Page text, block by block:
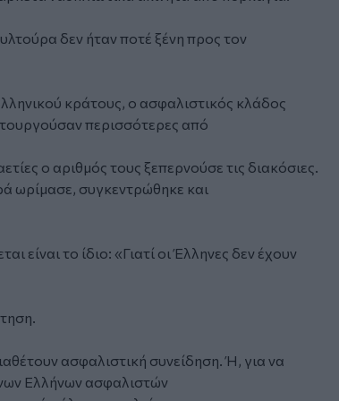
δεν ήταν ποτέ ξένη προς τον
κράτους, ο ασφαλιστικός κλάδος
περισσότερες από
ο αριθμός τους ξεπερνούσε τις διακόσιες.
ωρίμασε, συγκεντρώθηκε και
είναι το ίδιο: «Γιατί οι Έλληνες δεν έχουν
ασφαλιστική συνείδηση. Ή, για να
Ελλήνων ασφαλιστών